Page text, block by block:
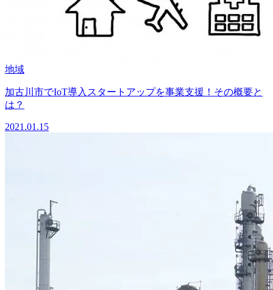
地域
加古川市でIoT導入スタートアップを事業支援！その概要と
は？
2021.01.15